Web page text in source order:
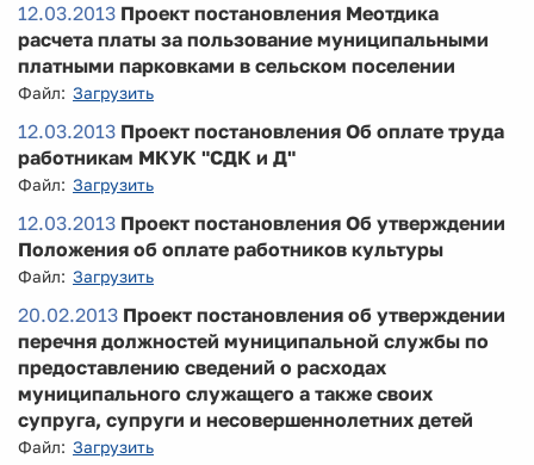
12.03.2013 Проект постановления Меотдика
расчета платы за пользование муниципальными
платными парковками в сельском поселении
Файл: Загрузить
12.03.2013 Проект постановления Об оплате труда
работникам МКУК "СДК и Д"
Файл: Загрузить
12.03.2013 Проект постановления Об утверждении
Положения об оплате работников культуры
Файл: Загрузить
20.02.2013 Проект постановления об утверждении
перечня должностей муниципальной службы по
предоставлению сведений о расходах
муниципального служащего а также своих
супруга, супруги и несовершеннолетних детей
Файл: Загрузить